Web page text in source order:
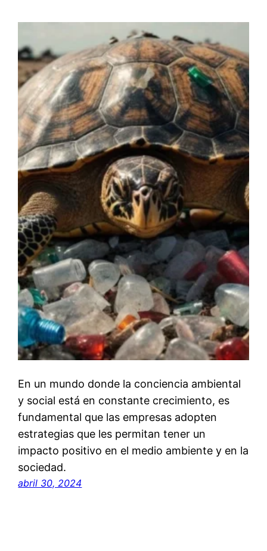
En un mundo donde la conciencia ambiental
y social está en constante crecimiento, es
fundamental que las empresas adopten
estrategias que les permitan tener un
impacto positivo en el medio ambiente y en la
sociedad.
abril 30, 2024